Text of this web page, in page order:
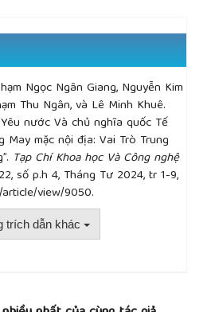
Empirical research on a model to
patriotism of urban consumers
dissertation, University of
Minh City, Ho Chi Minh City.
status of Vietnam's Textile
and challenges in the 4.0
Industry and Trade Magazine,
bai-viet/thuc-trang-
nam-hien-nay-va-nhung-thach-
mang-cong-nghiep-40-
Feb. 21, 2024].
Brooks/Cole, 1979.
Ngọc Ngân Giang, Nguyễn Kim
Thu Ngân, và Lê Minh Khuê.
nước Và chủ nghĩa quốc Tế
May mặc nội địa: Vai Trò Trung
Tạp Chí Khoa học Và Công nghệ
số p.h 4, Tháng Tư 2024, tr 1-9,
view/9050.
trích dẫn khác